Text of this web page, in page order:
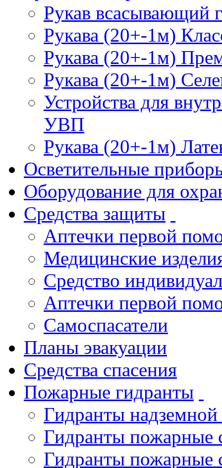
Рукав всасывающий
Рукава (20+-1м)
Рукава (20+-1м)
Рукава (20+-1м)
Устройства для
УВП
Рукава (20+-1м)
Осветительные
Оборудование для
Средства защиты
Аптечки первой
Медицинские
Средство
Аптечки первой
Самоспасатели
Планы эвакуации
Средства спасения
Пожарные гидранты
Гидранты
Гидранты пожарные
Гидранты пожарные